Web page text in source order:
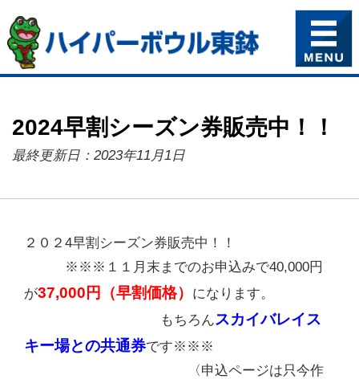
2024早割シーズン券販売中！！
最終更新日：2023年11月1日
２０２4早割シーズン券販売中！！
※※※１１月末までのお申込みで40,000円
が37,000円（早割価格）
になります。
もちろんスカイバレイス
キー場との共通券です※※※
〈申込ページは只今作